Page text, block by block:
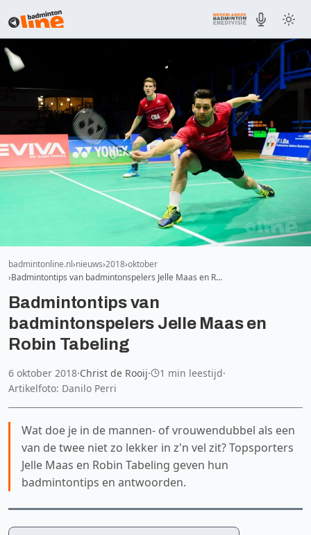
badmintonline.nl nieuws 2018 oktober
Badmintontips van badmintonspelers Jelle Maas en R…
Badmintontips van
badmintonspelers Jelle Maas en
Robin Tabeling
6 oktober 2018·Christ de Rooij· 1 min leestijd·
Artikelfoto: Danilo Perri
Wat doe je in de mannen- of vrouwendubbel als een
van de twee niet zo lekker in z'n vel zit? Topsporters
Jelle Maas en Robin Tabeling geven hun
badmintontips en antwoorden.